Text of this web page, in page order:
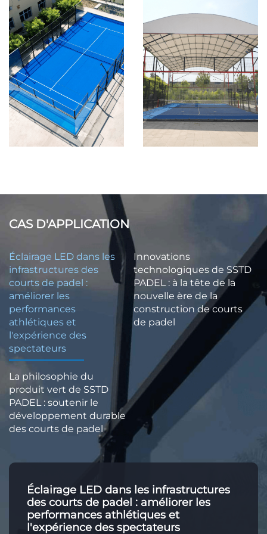
CAS D'APPLICATION
Éclairage LED dans les
infrastructures des
courts de padel :
améliorer les
performances
athlétiques et
l'expérience des
spectateurs
Innovations
technologiques de SSTD
PADEL : à la tête de la
nouvelle ère de la
construction de courts
de padel
La philosophie du
produit vert de SSTD
PADEL : soutenir le
développement durable
des courts de padel
Éclairage LED dans les infrastructures
des courts de padel : améliorer les
performances athlétiques et
l'expérience des spectateurs